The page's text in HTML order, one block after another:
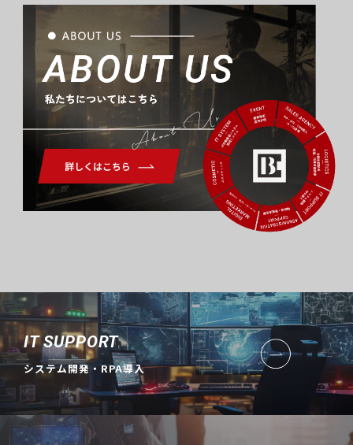
About Us
IT SUPPORT
システム開発・RPA導入